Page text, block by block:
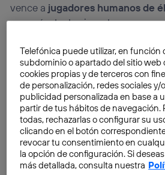
vence a jugadores humanos de
con más de dos jugadores.
Pluribus es una actualización de
creado por el mismo equipo y
vencer a dosjugadores
nuevo modelo requieremucha
computacióny ha demostrado
jugarmás de 10.000 manosy
lo largo de 12 días.
Telefónica puede utilizar, en función
subdominio o apartado del sitio web
cookies propias y de terceros con
de personalización, redes sociales
publicidad personalizada en base a
partir de tus hábitos de navegación.
todas, rechazarlas o configurar su
clicando en el botón
revocar tu consentimiento en
la opción de configuración. Si
más detallada, consulta nuestra